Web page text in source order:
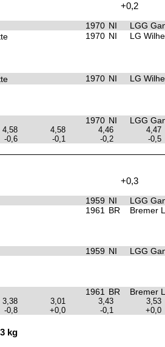
+0,2
1970 NI
LGG
1970 NI LG
1970 NI LG
1970 NI LGG
4,58 4,58 4,46
4,47
-0,6 -0,1 -0,2 -0,5
+0,3
1959 NI
LGG
1961 BR Bremer
1959 NI LGG
1961 BR Bremer
3,38 3,01 3,43
3,53
-0,8 +0,0 -0,1 +0,0
kg